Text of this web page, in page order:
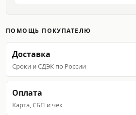
ПОМОЩЬ ПОКУПАТЕЛЮ
Доставка
Сроки и СДЭК по России
Оплата
Карта, СБП и чек